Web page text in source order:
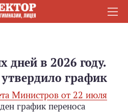
дней в 2026 году.
график
Министров от 22 июля
график переноса